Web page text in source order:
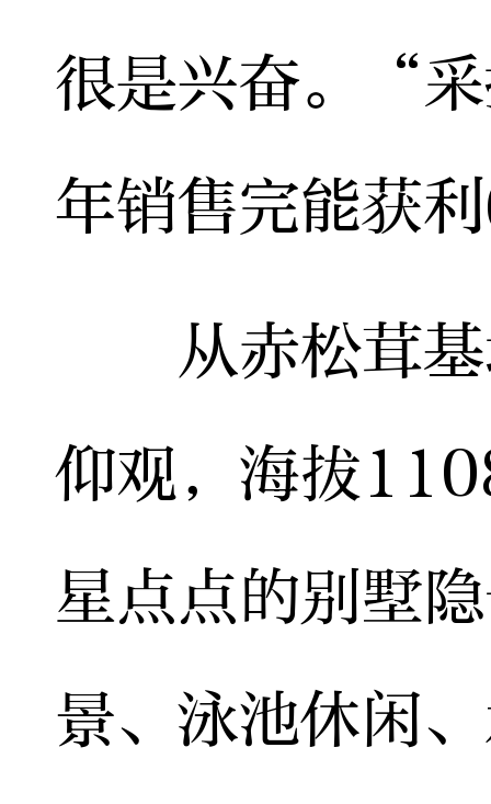
很是兴奋。“
年销售完能获
从赤松茸基
仰观，海拔
星点点的别墅
景、泳池休闲